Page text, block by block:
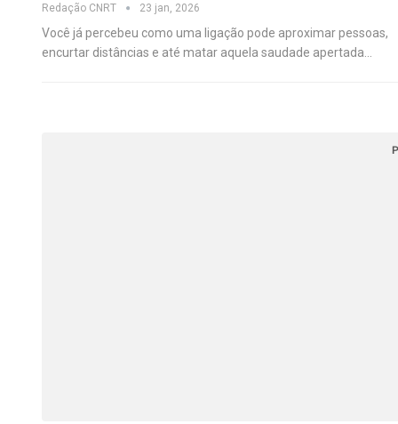
Redação CNRT 23 jan, 2026
Você já percebeu como uma ligação pode aproximar pessoas,
encurtar distâncias e até matar aquela saudade apertada…